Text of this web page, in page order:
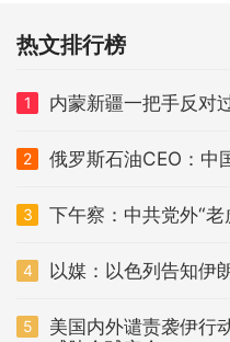
热文排行榜
1 内蒙新疆一把手反对
2 俄罗斯石油CEO：中
3 下午察：中共党外“老
4 以媒：以色列告知伊
5
美国内外谴责袭伊行